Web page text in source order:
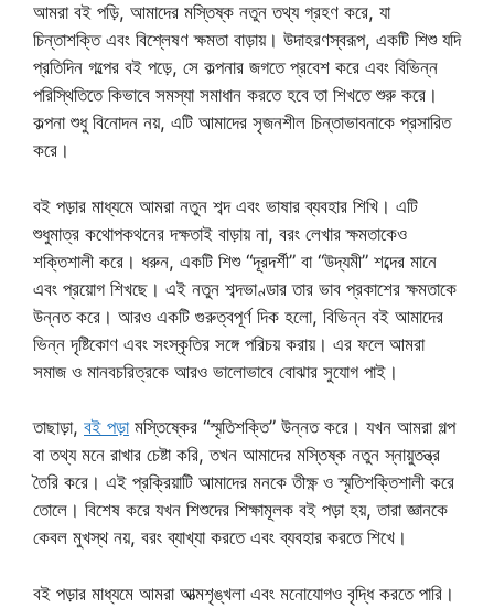
আমরা বই পড়ি, আমাদের মস্তিষ্ক নতুন তথ্য গ্রহণ করে, যা
চিন্তাশক্তি এবং বিশ্লেষণ ক্ষমতা বাড়ায়। উদাহরণস্বরূপ, একটি শিশু যদি
প্রতিদিন গল্পের বই পড়ে, সে কল্পনার জগতে প্রবেশ করে এবং বিভিন্ন
পরিস্থিতিতে কিভাবে সমস্যা সমাধান করতে হবে তা শিখতে শুরু করে।
কল্পনা শুধু বিনোদন নয়, এটি আমাদের সৃজনশীল চিন্তাভাবনাকে প্রসারিত
করে।
বই পড়ার মাধ্যমে আমরা নতুন শব্দ এবং ভাষার ব্যবহার শিখি। এটি
শুধুমাত্র কথোপকথনের দক্ষতাই বাড়ায় না, বরং লেখার ক্ষমতাকেও
শক্তিশালী করে। ধরুন, একটি শিশু “দূরদর্শী” বা “উদ্যমী” শব্দের মানে
এবং প্রয়োগ শিখছে। এই নতুন শব্দভাণ্ডার তার ভাব প্রকাশের ক্ষমতাকে
উন্নত করে। আরও একটি গুরুত্বপূর্ণ দিক হলো, বিভিন্ন বই আমাদের
ভিন্ন দৃষ্টিকোণ এবং সংস্কৃতির সঙ্গে পরিচয় করায়। এর ফলে আমরা
সমাজ ও মানবচরিত্রকে আরও ভালোভাবে বোঝার সুযোগ পাই।
তাছাড়া, বই পড়ামস্তিষ্কের “স্মৃতিশক্তি” উন্নত করে। যখন আমরা গল্প
বা তথ্য মনে রাখার চেষ্টা করি, তখন আমাদের মস্তিষ্ক নতুন স্নায়ুতন্ত্র
তৈরি করে। এই প্রক্রিয়াটি আমাদের মনকে তীক্ষ্ণ ও স্মৃতিশক্তিশালী করে
তোলে। বিশেষ করে যখন শিশুদের শিক্ষামূলক বই পড়া হয়, তারা জ্ঞানকে
কেবল মুখস্থ নয়, বরং ব্যাখ্যা করতে এবং ব্যবহার করতে শিখে।
বই পড়ার মাধ্যমে আমরা আত্মশৃঙ্খলা এবং মনোযোগও বৃদ্ধি করতে পারি।